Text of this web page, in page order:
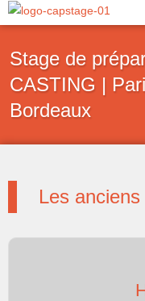
Aller
au
contenu
Stage de
CASTING |
Bordeaux
Les